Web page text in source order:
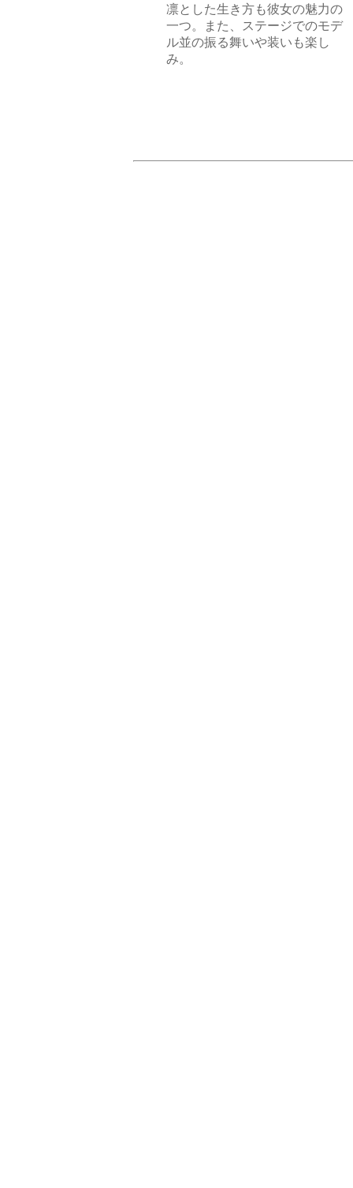
凛とした生き方も彼女の魅力の
一つ。また、ステージでのモデ
ル並の振る舞いや装いも楽し
み。